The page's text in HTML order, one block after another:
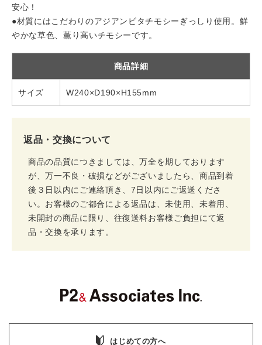
安心！
●材質にはこだわりのアジアンビタチモシーぎっしり使用。鮮
やかな草色、薫り高いチモシーです。
商品詳細
サイズ W240×D190×H155mm
返品・交換について
商品の品質につきましては、万全を期しております
が、万一不良・破損などがございましたら、商品到着
後３日以内にご連絡頂き、7日以内にご返送くださ
い。お客様のご都合による返品は、未使用、未着用、
未開封の商品に限り、往復送料お客様ご負担にて返
品・交換を承ります。
はじめての方へ